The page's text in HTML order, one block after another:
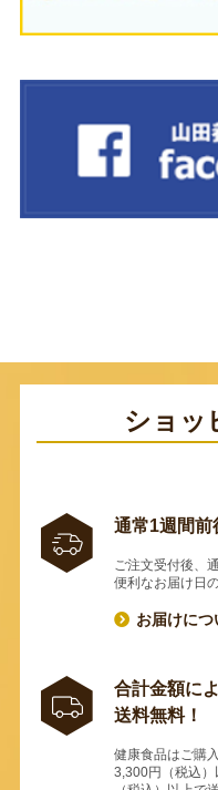
ショッ
通常1週間前
ご注文受付後、
便利なお届け日
お届けにつ
合計金額に
送料無料！
健康食品はご購
3,300円（税込